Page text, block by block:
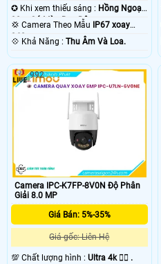
✪ Khi xem thiếu sáng : Hồng Ngoại
30m Có Màu Ban Ðêm.
💢 Camera Theo Mẫu
IP67 xoay
360.
️💠 Khả Năng : Thu Âm Và Loa.
Camera IPC-K7FP-8V0N Độ Phân
Giải 8.0 MP
Giá Bán: 5%-35%
Giá gốc: Liên Hệ
💯 Chất lượng hình : Ultra 4k 👍🏾 .
992